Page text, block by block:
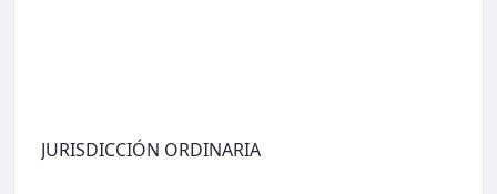
JURISDICCIÓN ORDINARIA